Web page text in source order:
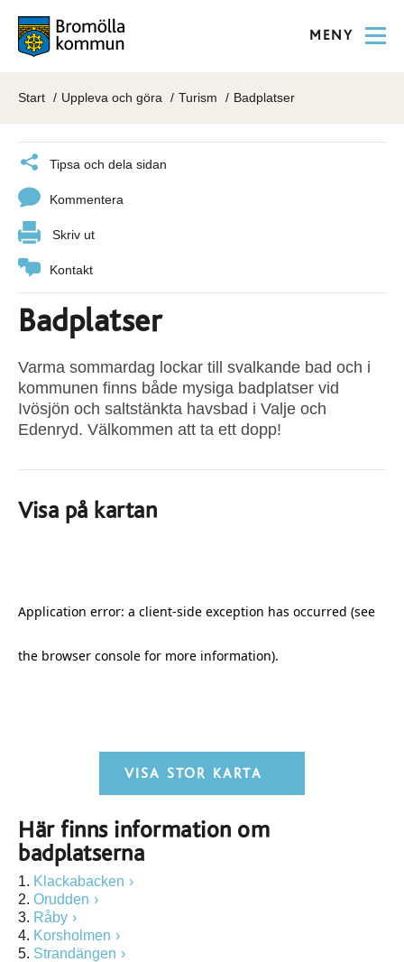
MENY
Start Uppleva och göra Turism Badplatser
Tipsa och dela sidan
Kommentera
Skriv ut
Kontakt
Badplatser
Varma sommardag lockar till svalkande bad och i
kommunen finns både mysiga badplatser vid
Ivösjön och saltstänkta havsbad i Valje och
Edenryd. Välkommen att ta ett dopp!
Visa på kartan
VISA STOR KARTA
Här finns information om
badplatserna
1. Klackabacken
2. Orudden
3. Råby
4. Korsholmen
5. Strandängen